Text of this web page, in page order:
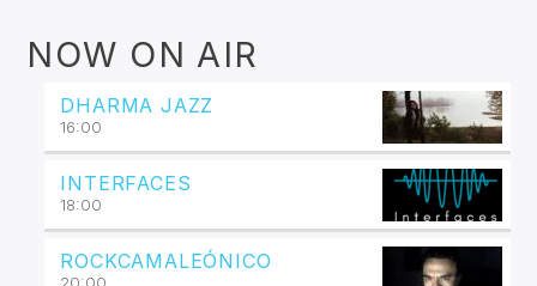
NOW ON AIR
DHARMA JAZZ
16:00
INTERFACES
18:00
ROCKCAMALEÓNICO